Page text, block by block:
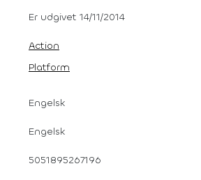
Er udgivet 14/11/2014
Action
Platform
Engelsk
Engelsk
5051895267196